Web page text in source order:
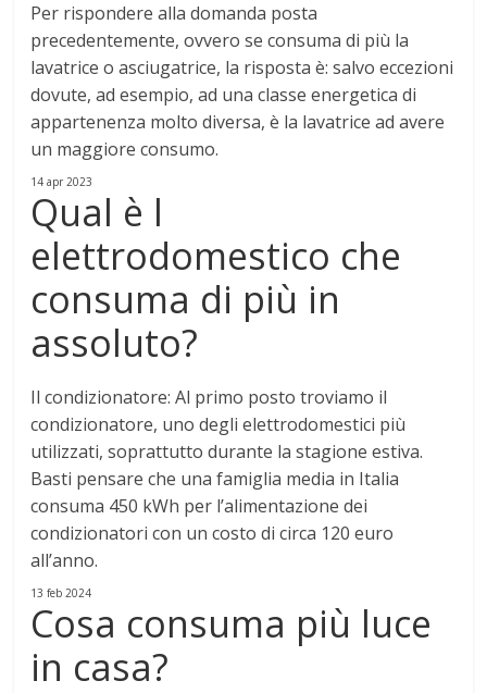
Per rispondere alla domanda posta
precedentemente, ovvero seconsuma di più la
lavatrice o asciugatrice, la risposta è: salvo eccezioni
dovute, ad esempio, ad una classe energeticadi
appartenenza molto diversa, è la lavatrice ad avere
un maggiore consumo.
14 apr 2023
Qual è l
elettrodomestico che
consuma di più in
assoluto?
Il condizionatore: Al primo posto troviamo il
condizionatore, uno degli elettrodomestici più
utilizzati, soprattutto durante la stagione estiva.
Basti pensare che una famiglia media in Italia
consuma 450 kWh per l’alimentazione dei
condizionatori con un costo di circa 120 euro
all’anno.
13 feb 2024
Cosa consuma più luce
in casa?